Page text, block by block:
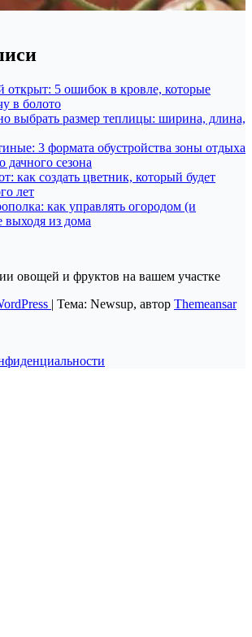
открыт: 5 ошибок в кровле, которые
в болото
выбрать размер теплицы: ширина, длина,
3 формата обустройства зоны отдыха
дачного сезона
как создать цветник, который будет
лет
как управлять огородом (и
выходя из дома
овощей и фруктов на вашем участке
| Тема: Newsup, автор Themeansar